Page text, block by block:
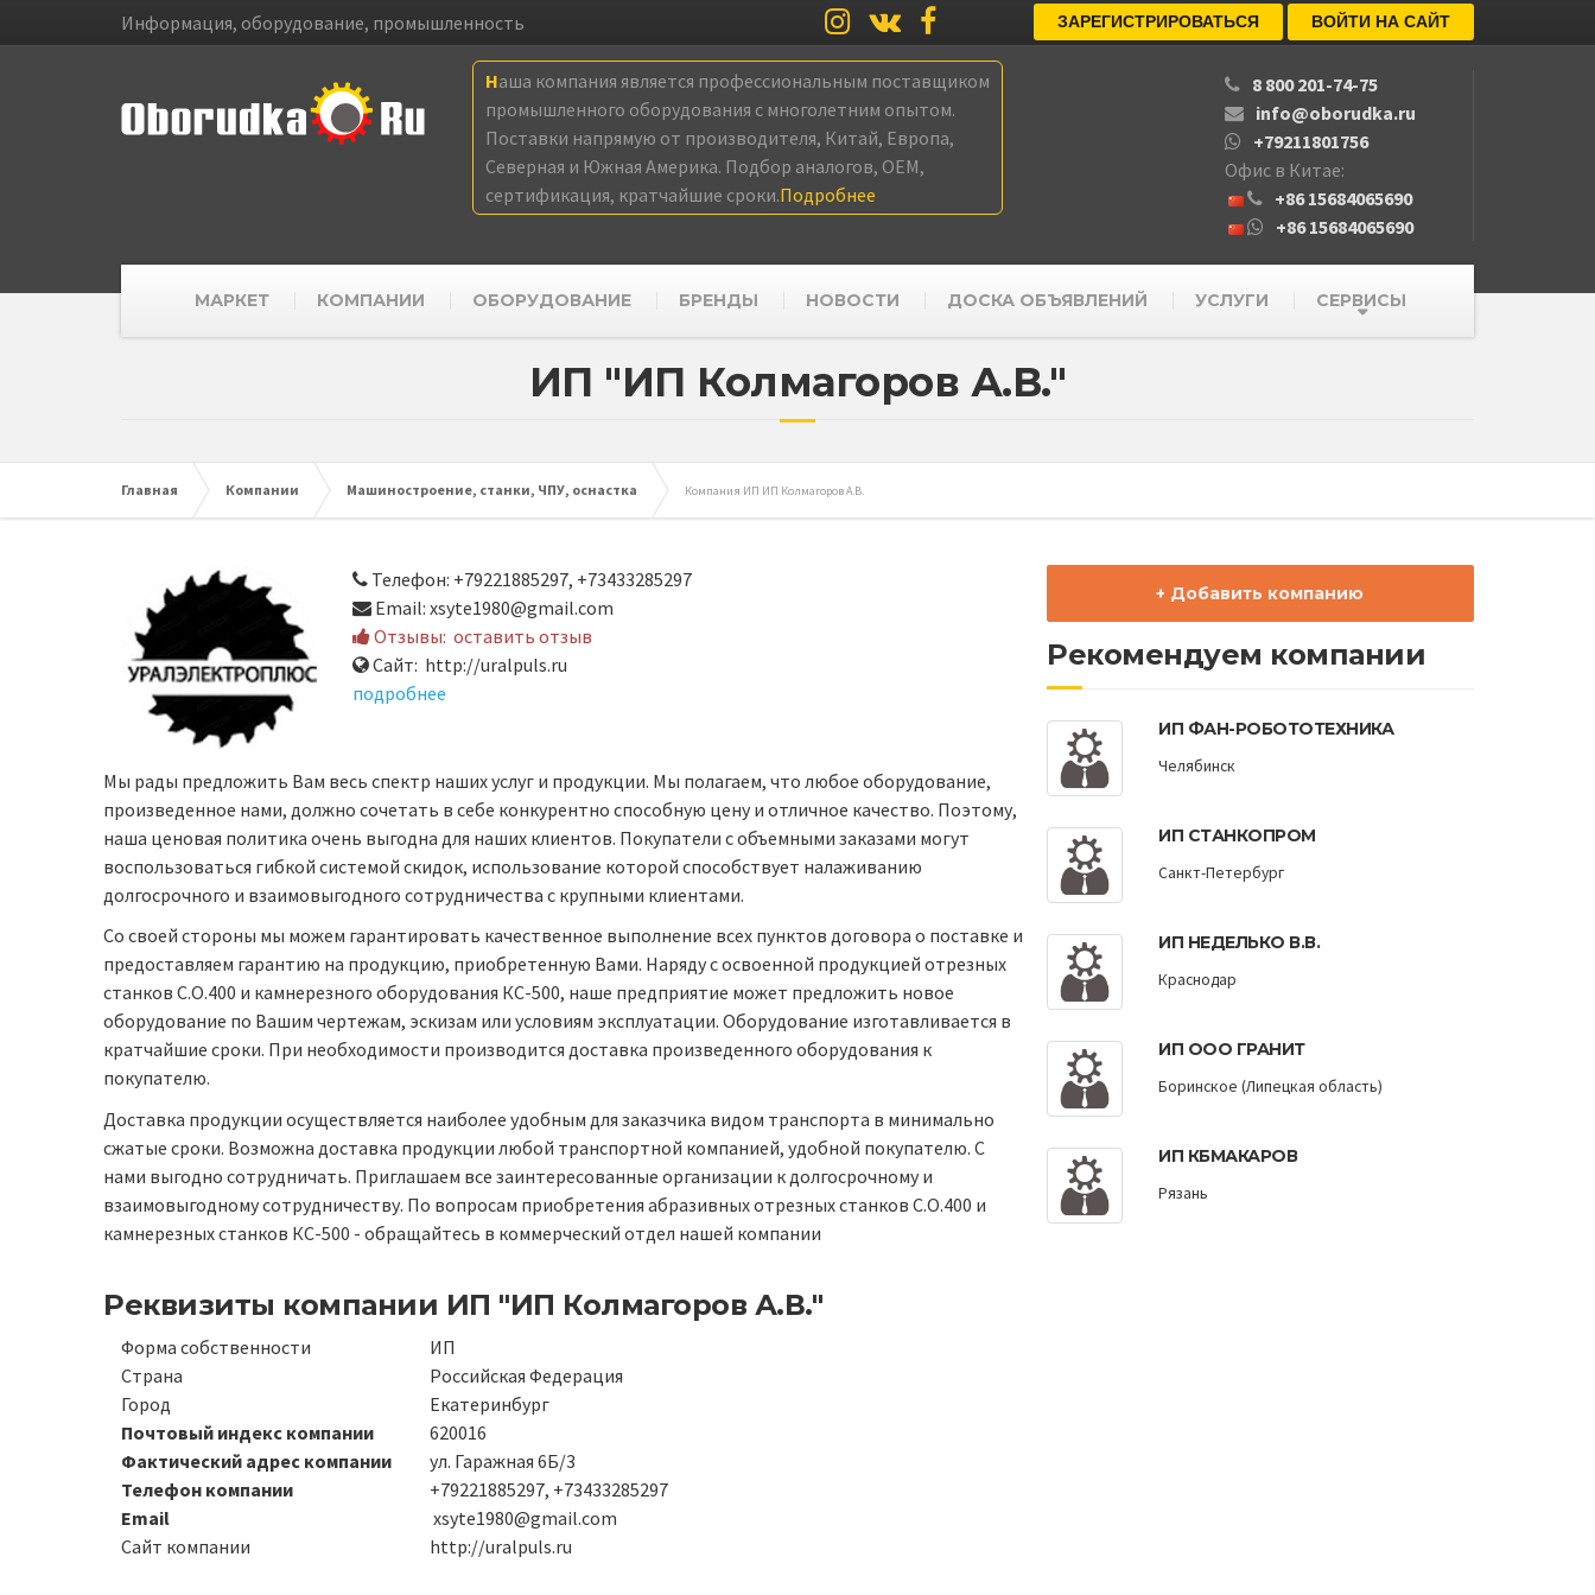
Информация, оборудование, промышленность ЗАРЕГИСТРИРОВАТЬСЯ ВОЙТИ НА САЙТ
Наша компания является профессиональным поставщиком
промышленного оборудования с многолетним опытом.
Поставки напрямую от производителя, Китай, Европа,
Северная и Южная Америка. Подбор аналогов, OEM,
сертификация, кратчайшие сроки.Подробнее
8 800 201-74-75
info@oborudka.ru
+79211801756
Офис в Китае:
+86 15684065690
+86 15684065690
МАРКЕТ КОМПАНИИ ОБОРУДОВАНИЕ БРЕНДЫ НОВОСТИ ДОСКА ОБЪЯВЛЕНИЙ УСЛУГИ СЕРВИСЫ
ИП "ИП Колмагоров А.В."
Главная Компании Машиностроение, станки, ЧПУ, оснастка Компания ИП ИП Колмагоров А.В.
Телефон: +79221885297, +73433285297
Email: xsyte1980@gmail.com
Отзывы: оставить отзыв
Сайт: http://uralpuls.ru
подробнее
Мы рады предложить Вам весь спектр наших услуг и продукции. Мы полагаем, что любое оборудование,
произведенное нами, должно сочетать в себе конкурентно способную цену и отличное качество. Поэтому,
наша ценовая политика очень выгодна для наших клиентов. Покупатели с объемными заказами могут
воспользоваться гибкой системой скидок, использование которой способствует налаживанию
долгосрочного и взаимовыгодного сотрудничества с крупными клиентами.
Со своей стороны мы можем гарантировать качественное выполнение всех пунктов договора о поставке и
предоставляем гарантию на продукцию, приобретенную Вами. Наряду с освоенной продукцией отрезных
станков С.О.400 и камнерезного оборудования КС-500, наше предприятие может предложить новое
оборудование по Вашим чертежам, эскизам или условиям эксплуатации. Оборудование изготавливается в
кратчайшие сроки. При необходимости производится доставка произведенного оборудования к
покупателю.
Доставка продукции осуществляется наиболее удобным для заказчика видом транспорта в минимально
сжатые сроки. Возможна доставка продукции любой транспортной компанией, удобной покупателю. С
нами выгодно сотрудничать. Приглашаем все заинтересованные организации к долгосрочному и
взаимовыгодному сотрудничеству. По вопросам приобретения абразивных отрезных станков С.О.400 и
камнерезных станков КС-500 - обращайтесь в коммерческий отдел нашей компании
Реквизиты компании ИП "ИП Колмагоров А.В."
Форма собственности
ИП
Страна
Российская Федерация
Город
Екатеринбург
Почтовый индекс компании
620016
Фактический адрес компании
ул. Гаражная 6Б/3
Телефон компании
+79221885297, +73433285297
Email
xsyte1980@gmail.com
Сайт компании
http://uralpuls.ru
+ Добавить компанию
Рекомендуем компании
ИП ФАН-РОБОТОТЕХНИКА
Челябинск
ИП СТАНКОПРОМ
Санкт-Петербург
ИП НЕДЕЛЬКО В.В.
Краснодар
ИП ООО ГРАНИТ
Боринское (Липецкая область)
ИП КБМАКАРОВ
Рязань